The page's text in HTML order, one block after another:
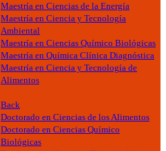
Maestría en Ciencias de la Energía
Maestría en Ciencia y Tecnología
Ambiental
Maestría en Ciencias Químico Biológicas
Maestría en Química Clínica Diagnóstica
Maestría en Ciencia y Tecnología de
Alimentos
Back
Doctorado en Ciencias de los Alimentos
Doctorado en Ciencias Químico
Biológicas